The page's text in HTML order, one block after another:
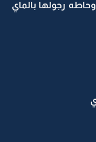
رجولها بالماي